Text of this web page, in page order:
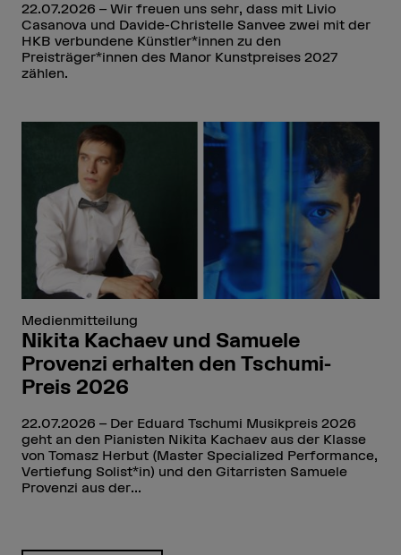
22.07.2026
Wir freuen uns sehr, dass mit Livio
Casanova und Davide-Christelle Sanvee zwei mit der
HKB verbundene Künstler*innen zu den
Preisträger*innen des Manor Kunstpreises 2027
zählen.
Medienmitteilung
Nikita Kachaev und Samuele
Provenzi erhalten den Tschumi-
Preis 2026
22.07.2026
Der Eduard Tschumi Musikpreis 2026
geht an den Pianisten Nikita Kachaev aus der Klasse
von Tomasz Herbut (Master Specialized Performance,
Vertiefung Solist*in) und den Gitarristen Samuele
Provenzi aus der...